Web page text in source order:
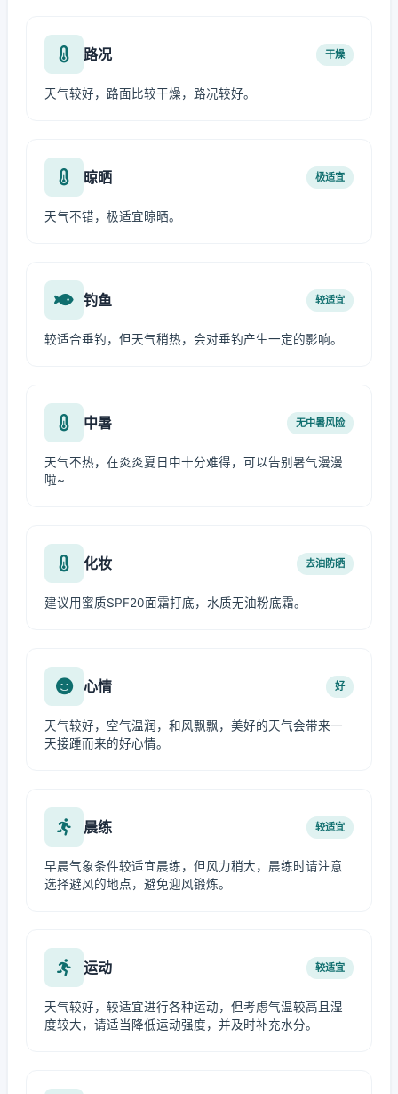
路况 干燥
天气较好，路面比较干燥，路况较好。
晾晒 极适宜
天气不错，极适宜晾晒。
钓鱼 较适宜
较适合垂钓，但天气稍热，会对垂钓产生一定的影响。
中暑 无中暑风险
天气不热，在炎炎夏日中十分难得，可以告别暑气漫漫
啦~
化妆 去油防晒
建议用蜜质SPF20面霜打底，水质无油粉底霜。
心情 好
天气较好，空气温润，和风飘飘，美好的天气会带来一
天接踵而来的好心情。
晨练 较适宜
早晨气象条件较适宜晨练，但风力稍大，晨练时请注意
选择避风的地点，避免迎风锻炼。
运动 较适宜
天气较好，较适宜进行各种运动，但考虑气温较高且湿
度较大，请适当降低运动强度，并及时补充水分。